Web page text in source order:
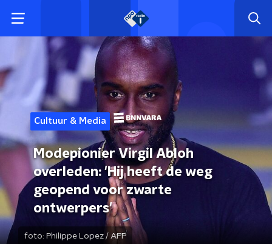
Cultuur & Media
Modepionier Virgil Abloh
overleden: 'Hij heeft de weg
geopend voor zwarte
ontwerpers'
foto: Philippe Lopez / AFP